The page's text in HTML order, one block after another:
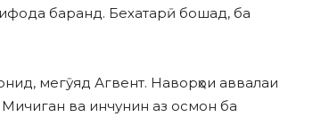
баранд. Бехатарӣ бошад, ба
мегӯяд Агвент. Наворҳои аввалаи
Мичиган ва инчунин аз осмон ба